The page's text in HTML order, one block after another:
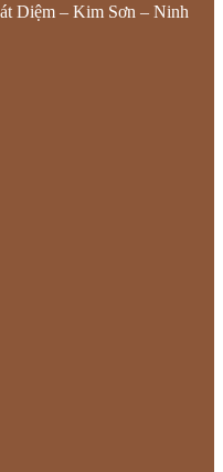
Diệm – Kim Sơn – Ninh